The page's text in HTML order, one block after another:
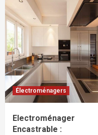
Électroménagers
Electroménager
Encastrable :